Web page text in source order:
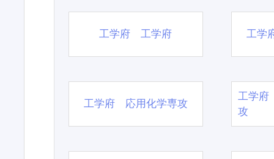
工学府 工学府 工学
工学府 応用化学専攻
工学府
攻